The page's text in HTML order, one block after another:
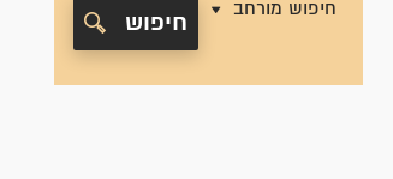
חיפוש מורחב
חיפוש